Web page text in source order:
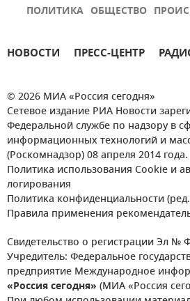
ПОЛИТИКА ОБЩЕСТВО
НОВОСТИ ПРЕСС-ЦЕНТР
© 2026 МИА «Россия сегодня»
Сетевое издание РИА Новости
Федеральной службе по надзору в
информационных технологий и
(Роскомнадзор) 08 апреля 2014 года.
Политика использования Cookie и
логирования
Политика конфиденциальности (ред.
Правила применения
Свидетельство о регистрации Эл №
Учредитель: Федеральное
предприятие Международное
«Россия сегодня» (МИА «Россия